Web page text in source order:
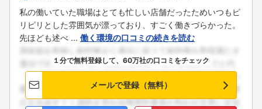
私の働いていた職場はとても忙しい店舗だったためいつもピ
リピリとした雰囲気が漂っており、すごく働きづらかった。
先ほども述べ ... 働く環境の口コミの続きを読む
１分で無料登録して、60万社の口コミをチェック
メールで登録（無料）